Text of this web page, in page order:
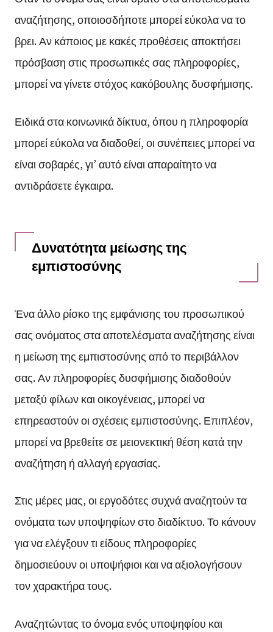
αναζήτησης, οποιοσδήποτε μπορεί εύκολα να το
βρει. Αν κάποιος με κακές προθέσεις αποκτήσει
πρόσβαση στις προσωπικές σας πληροφορίες,
μπορεί να γίνετε στόχος κακόβουλης δυσφήμισης.
Ειδικά στα κοινωνικά δίκτυα, όπου η πληροφορία
μπορεί εύκολα να διαδοθεί, οι συνέπειες μπορεί να
είναι σοβαρές, γι’ αυτό είναι απαραίτητο να
αντιδράσετε έγκαιρα.
Δυνατότητα μείωσης της
εμπιστοσύνης
Ένα άλλο ρίσκο της εμφάνισης του προσωπικού
σας ονόματος στα αποτελέσματα αναζήτησης είναι
η μείωση της εμπιστοσύνης από το περιβάλλον
σας. Αν πληροφορίες δυσφήμισης διαδοθούν
μεταξύ φίλων και οικογένειας, μπορεί να
επηρεαστούν οι σχέσεις εμπιστοσύνης. Επιπλέον,
μπορεί να βρεθείτε σε μειονεκτική θέση κατά την
αναζήτηση ή αλλαγή εργασίας.
Στις μέρες μας, οι εργοδότες συχνά αναζητούν τα
ονόματα των υποψηφίων στο διαδίκτυο. Το κάνουν
για να ελέγξουν τι είδους πληροφορίες
δημοσιεύουν οι υποψήφιοι και να αξιολογήσουν
τον χαρακτήρα τους.
Αναζητώντας το όνομα ενός υποψηφίου και